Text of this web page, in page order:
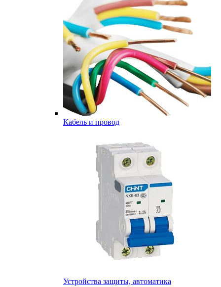
Кабель и провод
Устройства защиты, автоматика